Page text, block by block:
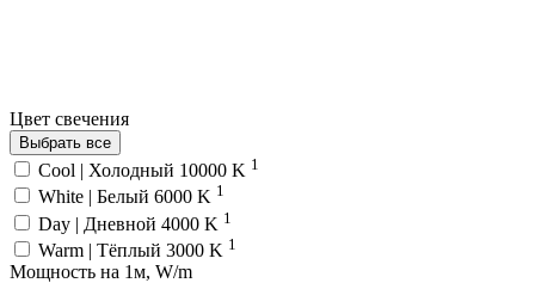
Цвет свечения
Выбрать все
Cool | Холодный 10000 K 1
White | Белый 6000 K 1
Day | Дневной 4000 K 1
Warm | Тёплый 3000 K 1
Мощность на 1м, W/m